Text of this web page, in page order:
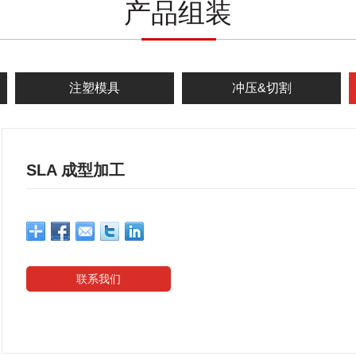
产品组装
注塑模具 冲压&切割
SLA 成型加工
联系我们